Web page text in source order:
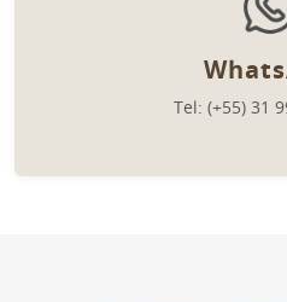
Tel: (+55) 31